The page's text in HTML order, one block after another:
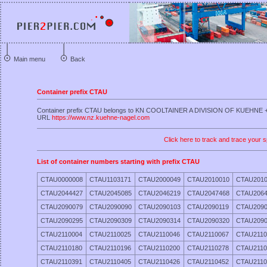
Main menu Back
Container prefix CTAU
Container prefix CTAU belongs to KN COOLTAINER A DIVISION OF KUEHNE
URL https://www.nz.kuehne-nagel.com
Click here to track and trace your
List of container numbers starting with prefix CTAU
CTAU0000008 CTAU1103171 CTAU2000049 CTAU2010010
CTAU2044427
CTAU2045085 CTAU2046219 CTAU2047468
CTAU2090079
CTAU2090090 CTAU2090103 CTAU2090119
CTAU2090295
CTAU2090309 CTAU2090314 CTAU2090320
CTAU2110004
CTAU2110025 CTAU2110046 CTAU2110067
CTAU2110180
CTAU2110196 CTAU2110200 CTAU2110278
CTAU2110391
CTAU2110405 CTAU2110426 CTAU2110452